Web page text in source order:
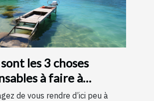
les 3 choses
à faire à
de vous rendre d’ici peu à